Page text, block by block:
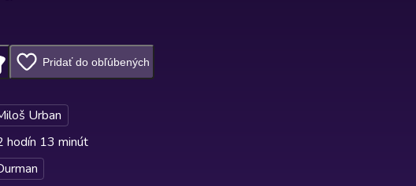
Pridať do obľúbených
Urban
hodín 13 minút